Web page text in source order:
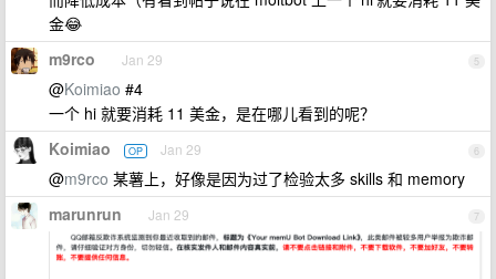
金😂
5
m9rco Jan 29
@Koimiao #4
一个 hi 就要消耗 11 美金，是在哪儿看到的呢？
6
Koimiao OP Jan 29
@m9rco 某薯上，好像是因为过了检验太多 skills 和 memory
7
marunrun Jan 29